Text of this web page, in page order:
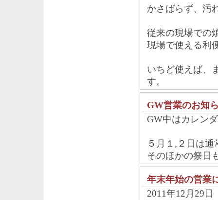
かさばらず、汚
従来の現場での
現場で使える利
いちど使えば、
す。
GW営業のお知
GW中はカレン
５月１,２日は通
そのほかの祭日
年末年始の営業
2011年12月29